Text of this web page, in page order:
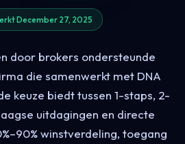
December 27, 2025
door brokers ondersteunde
die samenwerkt met DNA
keuze biedt tussen 1-staps, 2-
uitdagingen en directe
winstverdeling, toegang